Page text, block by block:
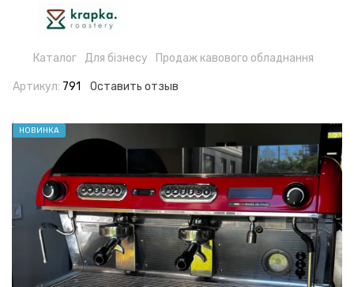
Каталог Для бізнесу Продаж кавового обладнання
Артикул: 791 Оставить отзыв
НОВИНКА